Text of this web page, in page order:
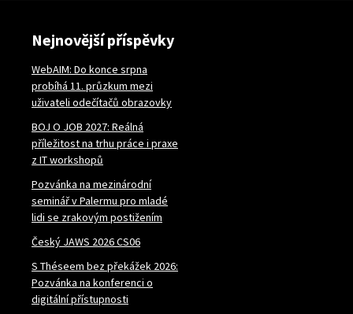
Nejnovější příspěvky
WebAIM: Do konce srpna
probíhá 11. průzkum mezi
uživateli odečítačů obrazovky
BOJ O JOB 2027: Reálná
příležitost na trhu práce i praxe
z IT workshopů
Pozvánka na mezinárodní
seminář v Palermu pro mladé
lidi se zrakovým postižením
Český JAWS 2026 CS06
S Théseem bez překážek 2026:
Pozvánka na konferenci o
digitální přístupnosti